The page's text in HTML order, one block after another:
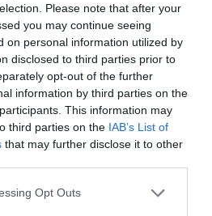
Please note that after your
you may continue seeing
on personal information utilized by
disclosed to third parties prior to
opt-out of the further
information by third parties on the
This information may
third parties on the IAB’s List of
that may further disclose it to other
Opt Outs